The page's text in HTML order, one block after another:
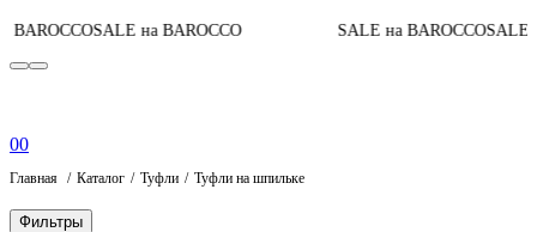
SALE на BAROCCO SALE на BAROCCOSALE на
00
Главная Каталог Туфли Туфли на шпильке
Фильтры